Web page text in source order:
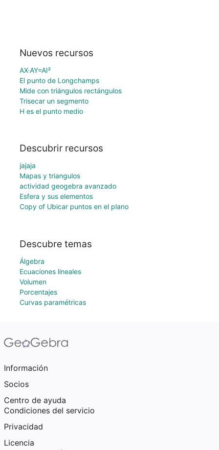
Nuevos recursos
AX·AY=AI²
El punto de Longchamps
Mide con triángulos rectángulos
Trisecar un segmento
H es el punto medio
Descubrir recursos
jajaja
Mapas y triangulos
actividad geogebra avanzado
Esfera y sus elementos
Copy of Ubicar puntos en el plano
Descubre temas
Álgebra
Ecuaciones lineales
Volumen
Porcentajes
Curvas paramétricas
Información
Socios
Centro de ayuda
Condiciones del servicio
Privacidad
Licencia